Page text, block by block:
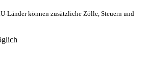
Länder können zusätzliche Zölle, Steuern und